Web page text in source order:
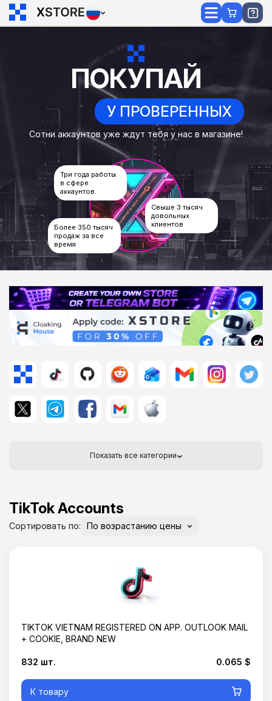
ПОКУПАЙ
У ПРОВЕРЕННЫХ
Сотни аккаунтов уже ждут тебя у нас в магазине!
Три года работы
в сфере
аккаунтов.
Свыше 3 тысяч
довольных
клиентов
Более 350 тысяч
продаж за все
время
Показать все категории
TikTok Accounts
Сортировать по:
TIKTOK VIETNAM REGISTERED ON APP. OUTLOOK MAIL
+ COOKIE, BRAND NEW
832 шт. 0.065 $
К товару